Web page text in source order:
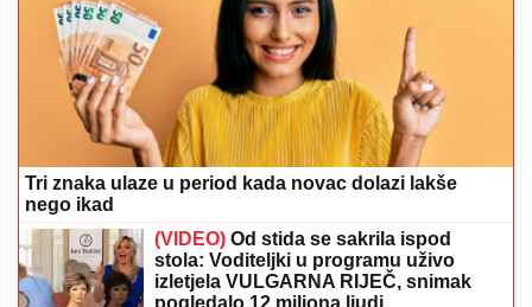
Tri znaka ulaze u period kada novac dolazi lakše
nego ikad
(VIDEO)Od stida se sakrila ispod
stola: Voditeljki u programu uživo
izletjela VULGARNA RIJEČ, snimak
pogledalo 12 miliona ljudi
Nije sve u strasti: Ovih nekoliko
znakova otkriva pravu emotivnu
povezanost